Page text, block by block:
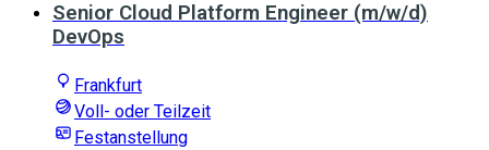
Senior Cloud Platform Engineer (m/w/d)
DevOps
Frankfurt
Voll- oder Teilzeit
Festanstellung